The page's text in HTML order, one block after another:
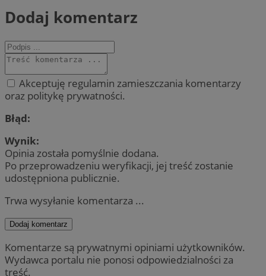
Dodaj komentarz
Akceptuję regulamin zamieszczania komentarzy
oraz politykę prywatności.
Błąd:
Wynik:
Opinia została pomyślnie dodana.
Po przeprowadzeniu weryfikacji, jej treść zostanie
udostępniona publicznie.
Trwa wysyłanie komentarza ...
Dodaj komentarz
Komentarze są prywatnymi opiniami użytkowników.
Wydawca portalu nie ponosi odpowiedzialności za
treść.